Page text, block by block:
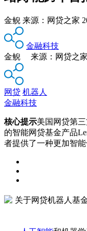
金鲵 来源： 网贷之家
金融科技
金鲵 来源：网贷之
网贷 机器人
金融科技
核心提示美国网贷第
的智能网贷基金产品
者提供了一种更加智能